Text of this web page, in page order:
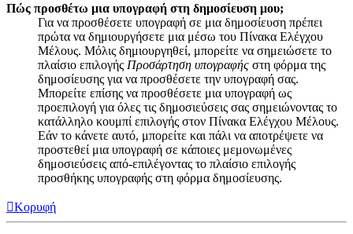
Πώς προσθέτω μια υπογραφή στη δημοσίευση μου;
Για να προσθέσετε υπογραφή σε μια δημοσίευση πρέπει
πρώτα να δημιουργήσετε μια μέσω του Πίνακα Ελέγχου
Μέλους. Μόλις δημιουργηθεί, μπορείτε να σημειώσετε το
πλαίσιο επιλογής Προσάρτηση υπογραφής στη φόρμα της
δημοσίευσης για να προσθέσετε την υπογραφή σας.
Μπορείτε επίσης να προσθέσετε μια υπογραφή ως
προεπιλογή για όλες τις δημοσιεύσεις σας σημειώνοντας το
κατάλληλο κουμπί επιλογής στον Πίνακα Ελέγχου Μέλους.
Εάν το κάνετε αυτό, μπορείτε και πάλι να αποτρέψετε να
προστεθεί μια υπογραφή σε κάποιες μεμονωμένες
δημοσιεύσεις από-επιλέγοντας το πλαίσιο επιλογής
προσθήκης υπογραφής στη φόρμα δημοσίευσης.
Κορυφή